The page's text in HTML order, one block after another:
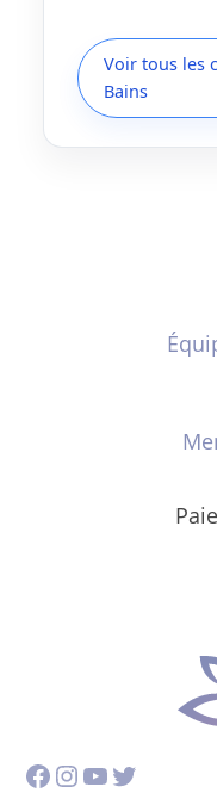
Voir tous les
Bains
Facebook
Instagram
YouTube
Twitter